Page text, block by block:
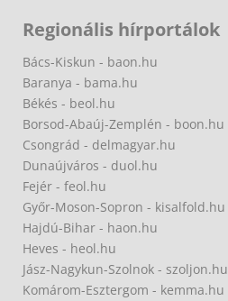
Regionális hírportálok
Bács-Kiskun - baon.hu
Baranya - bama.hu
Békés - beol.hu
Borsod-Abaúj-Zemplén - boon.hu
Csongrád - delmagyar.hu
Dunaújváros - duol.hu
Fejér - feol.hu
Győr-Moson-Sopron - kisalfold.hu
Hajdú-Bihar - haon.hu
Heves - heol.hu
Jász-Nagykun-Szolnok - szoljon.hu
Komárom-Esztergom - kemma.hu